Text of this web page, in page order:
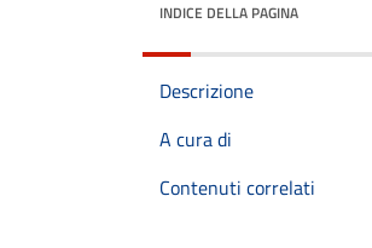
INDICE DELLA PAGINA
Descrizione
A cura di
Contenuti correlati